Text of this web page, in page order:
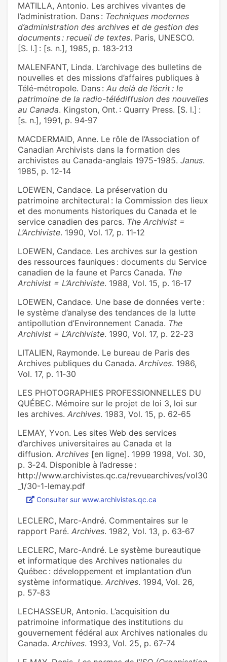
MATILLA, Antonio. Les archives vivantes de
l’administration. Dans : Techniques modernes
d’administration des archives et de gestion des
documents : recueil de textes. Paris, UNESCO.
[S. l.] : [s. n.], 1985, p. 183‑213
MALENFANT, Linda. L’archivage des bulletins de
nouvelles et des missions d’affaires publiques à
Télé-métropole. Dans : Au delà de l’écrit : le
patrimoine de la radio-télédiffusion des nouvelles
au Canada. Kingston, Ont. : Quarry Press. [S. l.] :
[s. n.], 1991, p. 94‑97
MACDERMAID, Anne. Le rôle de l’Association of
Canadian Archivists dans la formation des
archivistes au Canada-anglais 1975-1985. Janus.
1985, p. 12‑14
LOEWEN, Candace. La préservation du
patrimoine architectural : la Commission des lieux
et des monuments historiques du Canada et le
service canadien des parcs. The Archivist =
L’Archiviste. 1990, Vol. 17, p. 11‑12
LOEWEN, Candace. Les archives sur la gestion
des ressources fauniques : documents du Service
canadien de la faune et Parcs Canada. The
Archivist = L’Archiviste. 1988, Vol. 15, p. 16‑17
LOEWEN, Candace. Une base de données verte :
le système d’analyse des tendances de la lutte
antipollution d’Environnement Canada. The
Archivist = L’Archiviste. 1990, Vol. 17, p. 22‑23
LITALIEN, Raymonde. Le bureau de Paris des
Archives publiques du Canada. Archives. 1986,
Vol. 17, p. 11‑30
LES PHOTOGRAPHIES PROFESSIONNELLES DU
QUÉBEC. Mémoire sur le projet de loi 3, loi sur
les archives. Archives. 1983, Vol. 15, p. 62‑65
LEMAY, Yvon. Les sites Web des services
d’archives universitaires au Canada et la
diffusion. Archives [en ligne]. 1999 1998, Vol. 30,
p. 3‑24. Disponible à l’adresse :
http://www.archivistes.qc.ca/revuearchives/vol30
_1/30-1-lemay.pdf
Consulter sur www.archivistes.qc.ca
LECLERC, Marc-André. Commentaires sur le
rapport Paré. Archives. 1982, Vol. 13, p. 63‑67
LECLERC, Marc-André. Le système bureautique
et informatique des Archives nationales du
Québec : développement et implantation d’un
système informatique. Archives. 1994, Vol. 26,
p. 57‑83
LECHASSEUR, Antonio. L’acquisition du
patrimoine informatique des institutions du
gouvernement fédéral aux Archives nationales du
Canada. Archives. 1993, Vol. 25, p. 67‑74